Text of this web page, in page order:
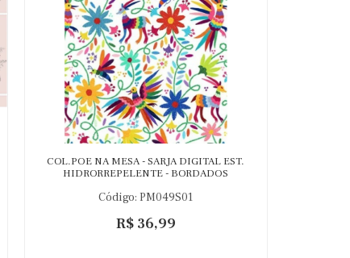
COL.POE NA MESA - SARJA DIGITAL EST.
HIDRORREPELENTE - BORDADOS
Código: PM049S01
R$ 36,99